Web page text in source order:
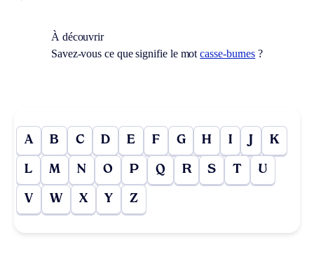
À découvrir
Savez-vous ce que signifie le motcasse-burnes ?
A B C D E F G H I J K
L M N O P Q R S T U
V W X Y Z